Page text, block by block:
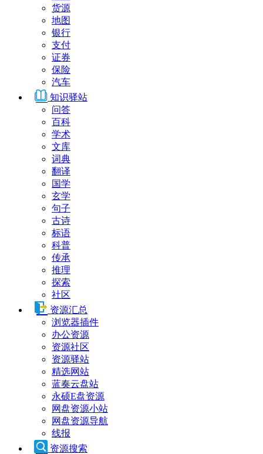
货源
地图
银行
支付
证券
保险
汽车
知识驿站
问答
百科
学术
文库
词典
翻译
国学
玄学
句子
古诗
标语
科普
传承
推理
探索
社区
资源汇总
浏览器插件
办公资源
资源社区
资源驿站
精选网站
蓝奏云盘站
永硕E盘资源
网盘资源小站
网盘资源导航
线报
资源搜索